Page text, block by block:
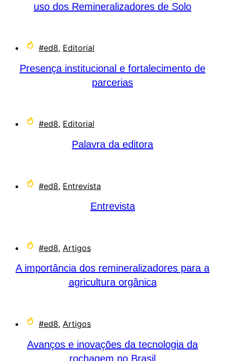
uso dos Remineralizadores de Solo
#ed8, Editorial
Presença institucional e fortalecimento de
parcerias
#ed8, Editorial
Palavra da editora
#ed8, Entrevista
Entrevista
#ed8, Artigos
A importância dos remineralizadores para a
agricultura orgânica
#ed8, Artigos
Avanços e inovações da tecnologia da
rochagem no Brasil